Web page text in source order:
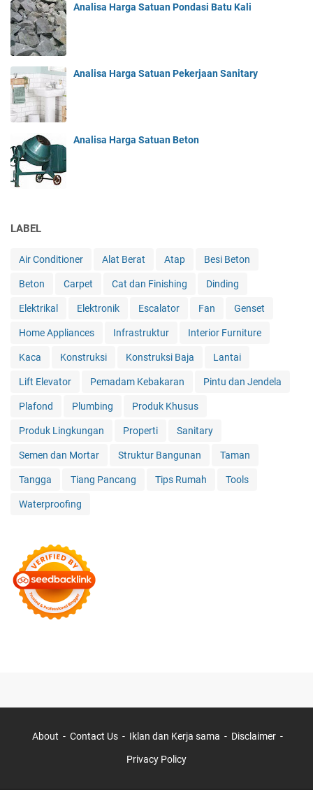
Analisa Harga Satuan Pondasi Batu Kali
Analisa Harga Satuan Pekerjaan Sanitary
Analisa Harga Satuan Beton
LABEL
Air Conditioner Alat Berat Atap Besi Beton
Beton Carpet Cat dan Finishing Dinding
Elektrikal Elektronik Escalator Fan Genset
Home Appliances Infrastruktur Interior Furniture
Kaca Konstruksi Konstruksi Baja Lantai
Lift Elevator Pemadam Kebakaran Pintu dan Jendela
Plafond Plumbing Produk Khusus
Produk Lingkungan Properti Sanitary
Semen dan Mortar Struktur Bangunan Taman
Tangga Tiang Pancang Tips Rumah Tools
Waterproofing
About Contact Us Iklan dan Kerja sama Disclaimer
Privacy Policy